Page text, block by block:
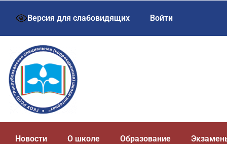
Версия для слабовидящих Войти
Новости О школе Образование